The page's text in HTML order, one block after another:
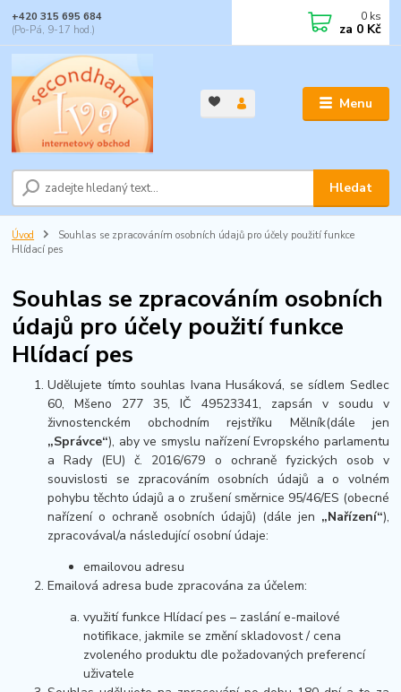
Menu
Hledat
+420 315 695 684
(Po-Pá, 9-17 hod.)
0 ks
za 0 Kč
Úvod
Souhlas se zpracováním osobních údajů pro účely použití funkce
Hlídací pes
Souhlas se zpracováním osobních
údajů pro účely použití funkce
Hlídací pes
Udělujete tímto souhlas Ivana Husáková, se sídlem Sedlec
60, Mšeno 277 35, IČ 49523341, zapsán v soudu v
živnostenckém obchodním rejstříku Mělník(dále jen
„Správce“), aby ve smyslu nařízení Evropského parlamentu
a Rady (EU) č. 2016/679 o ochraně fyzických osob v
souvislosti se zpracováním osobních údajů a o volném
pohybu těchto údajů a o zrušení směrnice 95/46/ES (obecné
nařízení o ochraně osobních údajů) (dále jen „Nařízení“),
zpracovával/a následující osobní údaje:
emailovou adresu
Emailová adresa bude zpracována za účelem:
využití funkce Hlídací pes – zaslání e-mailové
notifikace, jakmile se změní skladovost / cena
zvoleného produktu dle požadovaných preferencí
uživatele